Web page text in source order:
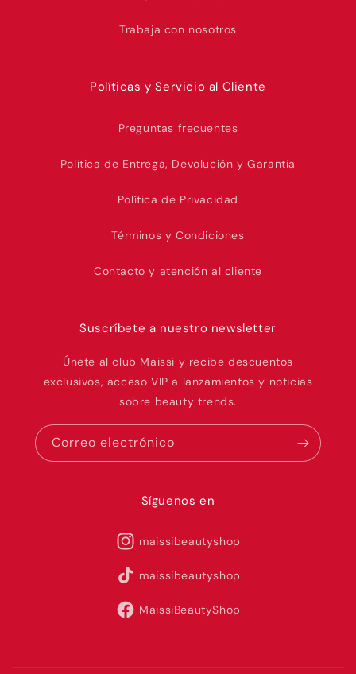
Trabaja con nosotros
Políticas y Servicio al Cliente
Preguntas frecuentes
Política de Entrega, Devolución y Garantía
Política de Privacidad
Términos y Condiciones
Contacto y atención al cliente
Suscríbete a nuestro newsletter
Únete al club Maissi y recibe descuentos
exclusivos, acceso VIP a lanzamientos y noticias
sobre beauty trends.
Correo electrónico
Síguenos en
maissibeautyshop
maissibeautyshop
MaissiBeautyShop